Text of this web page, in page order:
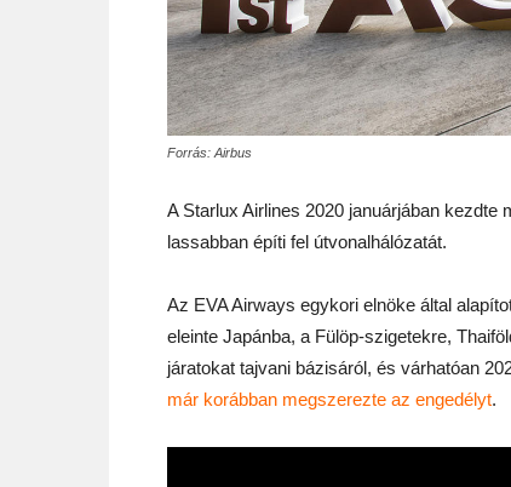
Forrás: Airbus
A Starlux Airlines 2020 januárjában
lassabban építi fel útvonalhálózatát.
Az EVA Airways egykori elnöke által
eleinte Japánba, a Fülöp-szigetekre,
járatokat tajvani bázisáról, és várhatóan
már korábban megszerezte az engedélyt.